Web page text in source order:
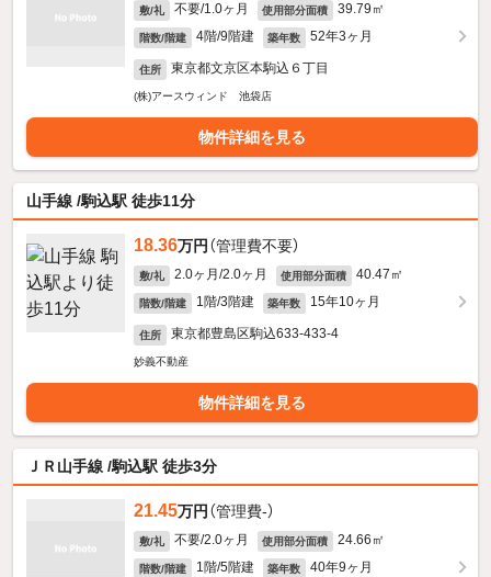
敷/礼 不要/1.0ヶ月 使用部分面積 39.79㎡
階数/階建 4階/9階建 築年数 52年3ヶ月
住所 東京都文京区本駒込６丁目
(株)アースウィンド 池袋店
物件詳細を見る
山手線 /駒込駅 徒歩11分
18.36万円 （管理費不要）
敷/礼 2.0ヶ月/2.0ヶ月 使用部分面積 40.47㎡
階数/階建 1階/3階建 築年数 15年10ヶ月
住所 東京都豊島区駒込633-433-4
妙義不動産
物件詳細を見る
ＪＲ山手線 /駒込駅 徒歩3分
21.45万円 （管理費-）
敷/礼 不要/2.0ヶ月 使用部分面積 24.66㎡
階数/階建 1階/5階建 築年数 40年9ヶ月